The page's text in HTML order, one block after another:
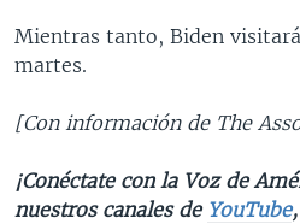
Mientras tanto, Biden
martes.
[Con información de The
¡Conéctate con la Voz de
nuestros canales de YouTube,